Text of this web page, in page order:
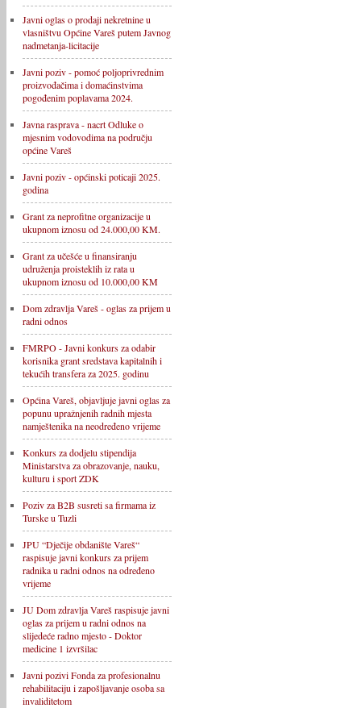
Javni oglas o prodaji nekretnine u
vlasništvu Općine Vareš putem Javnog
nadmetanja-licitacije
Javni poziv - pomoć poljoprivrednim
proizvođačima i domaćinstvima
pogođenim poplavama 2024.
Javna rasprava - nacrt Odluke o
mjesnim vodovodima na području
općine Vareš
Javni poziv - općinski poticaji 2025.
godina
Grant za neprofitne organizacije u
ukupnom iznosu od 24.000,00 KM.
Grant za učešće u finansiranju
udruženja proisteklih iz rata u
ukupnom iznosu od 10.000,00 KM
Dom zdravlja Vareš - oglas za prijem u
radni odnos
FMRPO - Javni konkurs za odabir
korisnika grant sredstava kapitalnih i
tekućih transfera za 2025. godinu
Općina Vareš, objavljuje javni oglas za
popunu upražnjenih radnih mjesta
namještenika na neodređeno vrijeme
Konkurs za dodjelu stipendija
Ministarstva za obrazovanje, nauku,
kulturu i sport ZDK
Poziv za B2B susreti sa firmama iz
Turske u Tuzli
JPU “Dječije obdanište Vareš“
raspisuje javni konkurs za prijem
radnika u radni odnos na određeno
vrijeme
JU Dom zdravlja Vareš raspisuje javni
oglas za prijem u radni odnos na
slijedeće radno mjesto - Doktor
medicine 1 izvršilac
Javni pozivi Fonda za profesionalnu
rehabilitaciju i zapošljavanje osoba sa
invaliditetom